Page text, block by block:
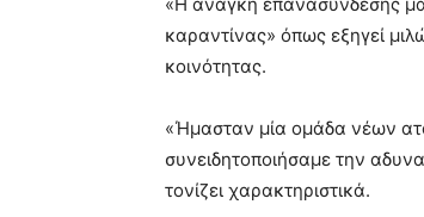
καραντίνας» όπως εξηγεί
κοινότητας.
«Ήμασταν μία ομάδα νέων
συνειδητοποιήσαμε την
τονίζει χαρακτηριστικά.